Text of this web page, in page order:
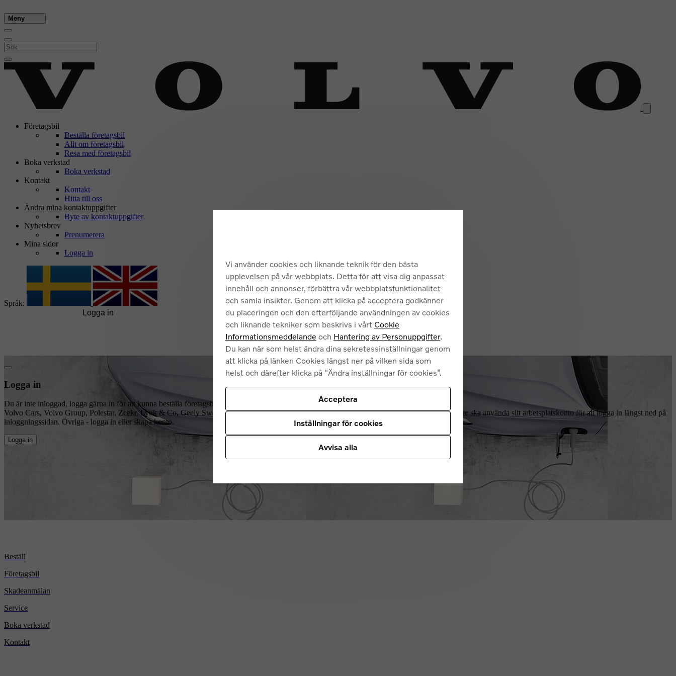
Meny
Företagsbil
Beställa företagsbil
Allt om företagsbil
Resa med företagsbil
Boka verkstad
Boka verkstad
Kontakt
Kontakt
Hitta till oss
Ändra mina kontaktuppgifter
Byte av kontaktuppgifter
Nyhetsbrev
Prenumerera
Mina sidor
Logga in
Språk:
Logga in
Du är inte inloggad, logga gärna in för att kunna beställa företagsbil samt se rätt innehåll för just dig.
Volvo Cars, Volvo Group, Polestar, Zeekr, Lynk & Co, Geely Sweden Holdings, HaleyTek, Zenseact, Horse Powertrain och Geely EU användare ska använda sitt arbetsplatskonto för att logga in längst ned på
inloggningssidan. Övriga - logga in eller skapa konto.
Logga in
Beställ
Företagsbil
Skadeanmälan
Service
Boka verkstad
Kontakt
Vi använder cookies och liknande teknik för den bästa
upplevelsen på vår webbplats. Detta för att visa dig anpassat
innehåll och annonser, förbättra vår webbplatsfunktionalitet
och samla insikter. Genom att klicka på acceptera godkänner
du placeringen och den efterföljande användningen av cookies
och liknande tekniker som beskrivs i vårt Cookie
Informationsmeddelande och Hantering av Personuppgifter.
Du kan när som helst ändra dina sekretessinställningar genom
att klicka på länken Cookies längst ner på vilken sida som
helst och därefter klicka på "Ändra inställningar för cookies”.
Acceptera
Inställningar för cookies
Avvisa alla